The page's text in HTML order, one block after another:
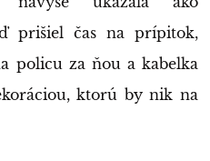
prišiel čas na prípitok,
policu za ňou a kabelka
ktorú by nik na